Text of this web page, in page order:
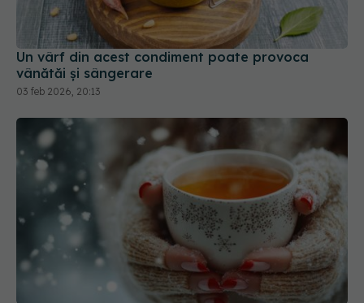
Un vârf din acest condiment poate provoca
vânătăi și sângerare
03 feb 2026, 20:13